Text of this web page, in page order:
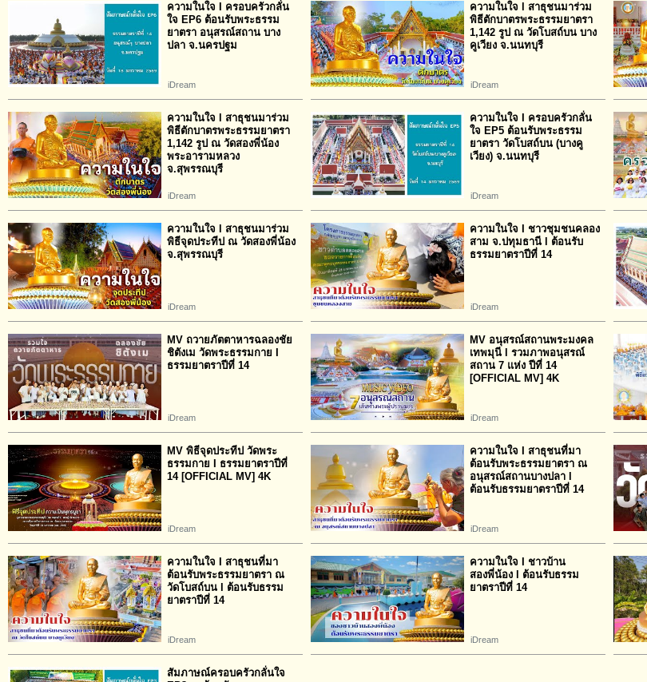
ความในใจ I ครอบครัวกลั่น
ใจ EP6 ต้อนรับพระธรรม
ยาตรา อนุสรณ์สถาน บาง
ปลา จ.นครปฐม
iDream
ความในใจ l สาธุชนมาร่วม
พิธีตักบาตรพระธรรมยาตรา
1,142 รูป ณ วัดโบสถ์บน บาง
คูเวียง จ.นนทบุรี
iDream
ความในใจ l สาธุชนมาร่วม
พิธีตักบาตรพระธรรมยาตรา
1,142 รูป ณ วัดสองพี่น้อง
พระอารามหลวง
จ.สุพรรณบุรี
iDream
ความในใจ I ครอบครัวกลั่น
ใจ EP5 ต้อนรับพระธรรม
ยาตรา วัดโบสถ์บน (บางคู
เวียง) จ.นนทบุรี
iDream
ความในใจ l สาธุชนมาร่วม
พิธีจุดประทีป ณ วัดสองพี่น้อง
จ.สุพรรณบุรี
iDream
ความในใจ I ชาวชุมชนคลอง
สาม จ.ปทุมธานี l ต้อนรับ
ธรรมยาตราปีที่ 14
iDream
MV ถวายภัตตาหารฉลองชัย
ชิตังเม วัดพระธรรมกาย I
ธรรมยาตราปีที่ 14
iDream
MV อนุสรณ์สถานพระมงคล
เทพมุนี l รวมภาพอนุสรณ์
สถาน 7 แห่ง ปีที่ 14
[OFFICIAL MV] 4K
iDream
MV พิธีจุดประทีป วัดพระ
ธรรมกาย I ธรรมยาตราปีที่
14 [OFFICIAL MV] 4K
iDream
ความในใจ I สาธุชนที่มา
ต้อนรับพระธรรมยาตรา ณ
อนุสรณ์สถานบางปลา l
ต้อนรับธรรมยาตราปีที่ 14
iDream
ความในใจ I สาธุชนที่มา
ต้อนรับพระธรรมยาตรา ณ
วัดโบสถ์บน l ต้อนรับธรรม
ยาตราปีที่ 14
iDream
ความในใจ I ชาวบ้าน
สองพี่น้อง l ต้อนรับธรรม
ยาตราปีที่ 14
iDream
สัมภาษณ์ครอบครัวกลั่นใจ